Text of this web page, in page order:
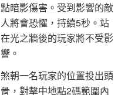
點暗影傷害。受到影響的敵
人將會恐懼，持續5秒。站
在光之牆後的玩家將不受影
響。
煞朝一名玩家的位置投出頭
骨，對擊中地點2碼範圍內